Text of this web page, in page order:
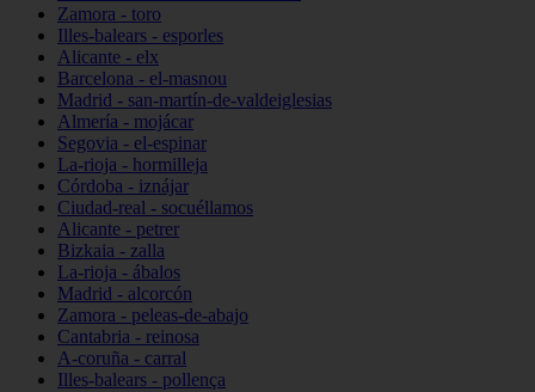
Zamora - toro
Illes-balears - esporles
Alicante - elx
Barcelona - el-masnou
Madrid - san-martín-de-valdeiglesias
Almería - mojácar
Segovia - el-espinar
La-rioja - hormilleja
Córdoba - iznájar
Ciudad-real - socuéllamos
Alicante - petrer
Bizkaia - zalla
La-rioja - ábalos
Madrid - alcorcón
Zamora - peleas-de-abajo
Cantabria - reinosa
A-coruña - carral
Illes-balears - pollença